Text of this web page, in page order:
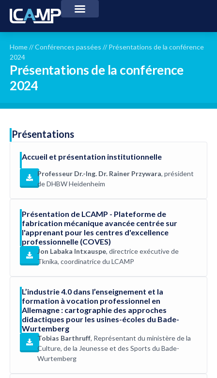
Home//Conférences passées // Présentations de la conférence
2024
Présentations de la conférence
2024
Présentations
Accueil et présentation institutionnelle
Professeur Dr.-Ing. Dr. Rainer Przywara, président
de DHBW Heidenheim
Présentation de LCAMP - Plateforme de
fabrication mécanique avancée centrée sur
l'apprenant pour les centres d'excellence
professionnelle (COVES)
Jon Labaka Intxauspe, directrice exécutive de
Tknika, coordinatrice du LCAMP
L’industrie 4.0 dans l’enseignement et la
formation à vocation professionnel en
Allemagne : cartographie des approches
didactiques pour les usines-écoles du Bade-
Wurtemberg
Tobias Barthruff, Représentant du ministère de la
Culture, de la Jeunesse et des Sports du Bade-
Wurtemberg